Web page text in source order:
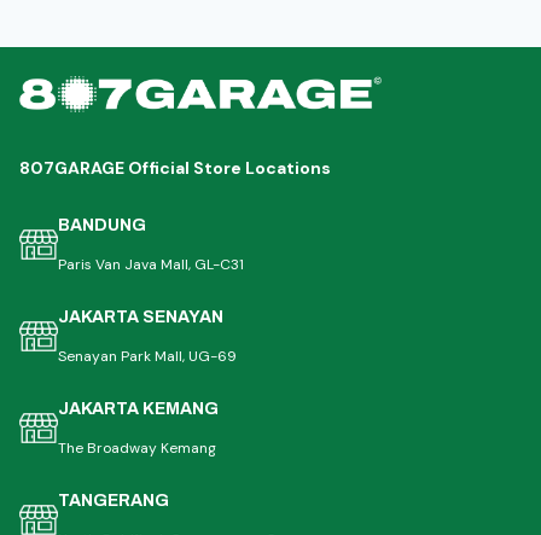
807GARAGE Official Store Locations
BANDUNG
Paris Van Java Mall, GL-C31
JAKARTA SENAYAN
Senayan Park Mall, UG-69
JAKARTA KEMANG
The Broadway Kemang
TANGERANG